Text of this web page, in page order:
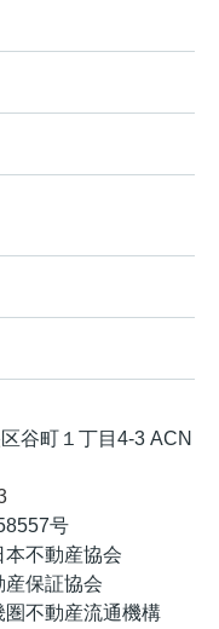
谷町１丁目4-3 ACN
号
不動産協会
産保証協会
不動産流通機構